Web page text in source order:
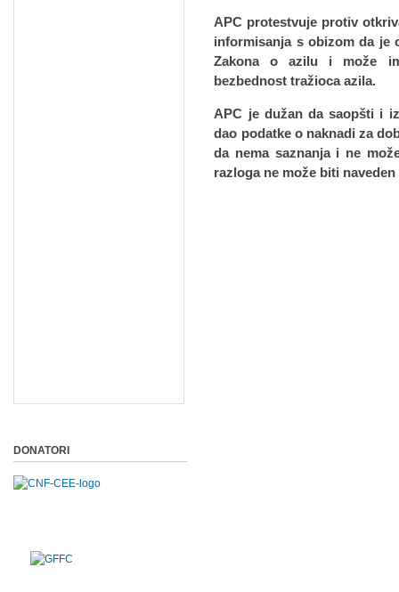
APC protestvuje protiv
informisanja s obizom da je
Zakona o azilu i može
bezbednost tražioca azila.
APC je dužan da saopšti i
dao podatke o naknadi za
da nema saznanja i ne
razloga ne može biti
DONATORI